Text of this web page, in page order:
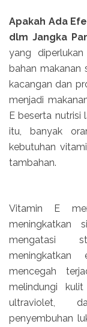
Apakah Ada
dlm Jangka
yang
bahan makanan
kacangan dan
menjadi
E beserta nutrisi
itu, banyak
kebutuhan
tambahan.
Vitamin E
meningkatkan
mengatasi
meningkatkan
mencegah
melindungi
ultraviolet,
penyembuhan